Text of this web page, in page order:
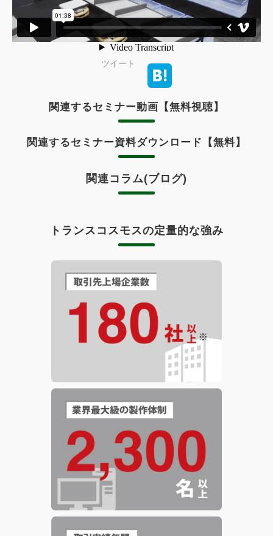
ツイート
関連するセミナー動画【無料視聴】
関連するセミナー資料ダウンロード【無料】
関連コラム(ブログ)
トランスコスモスの定量的な強み